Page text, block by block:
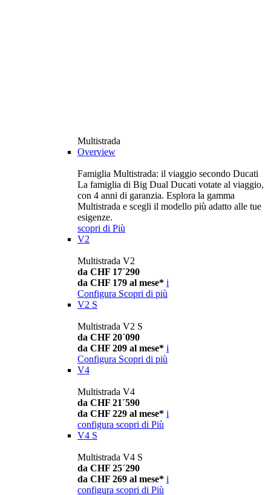
Multistrada
Overview
Famiglia Multistrada: il viaggio secondo Ducati
La famiglia di Big Dual Ducati votate al viaggio,
con 4 anni di garanzia. Esplora la gamma
Multistrada e scegli il modello più adatto alle tue
esigenze.
scopri di Più
V2
Multistrada V2
da CHF 17´290
da CHF 179 al mese* i
Configura Scopri di più
V2 S
Multistrada V2 S
da CHF 20´090
da CHF 209 al mese* i
Configura Scopri di più
V4
Multistrada V4
da CHF 21´590
da CHF 229 al mese* i
configura scopri di Più
V4 S
Multistrada V4 S
da CHF 25´290
da CHF 269 al mese* i
configura scopri di Più